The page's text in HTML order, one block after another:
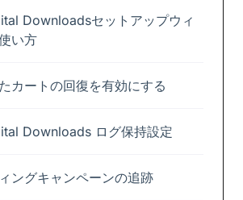
Downloadsセットアップウィ
い方
カートの回復を有効にする
Downloads ログ保持設定
ングキャンペーンの追跡